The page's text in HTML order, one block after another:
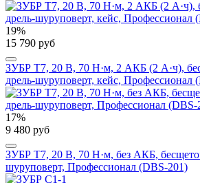
19%
15 790 руб
ЗУБР Т7, 20 В, 70 Н·м, 2 АКБ (2 А·ч),
дрель-шуруповерт, кейс, Профессионал
17%
9 480 руб
ЗУБР Т7, 20 В, 70 Н·м, без АКБ,
шуруповерт, Профессионал (DBS-201)